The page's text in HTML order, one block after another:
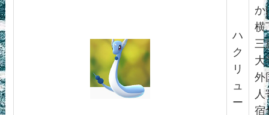
ハ
ク
リ
ュ
ー
か
横
三
大
外
人
宿